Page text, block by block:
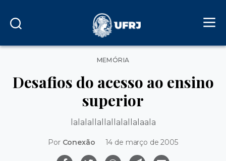
Categorias
MEMÓRIA
Desafios do acesso ao ensino
superior
lalalallallallalallalaala
Por Conexão 14 de março de 2005